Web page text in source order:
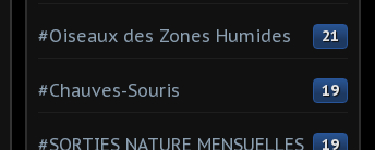
#Oiseaux des Zones Humides 21
#Chauves-Souris 19
#SORTIES NATURE MENSUELLES 19